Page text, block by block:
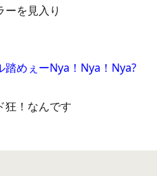
ーを見入り
踏めぇーNya！Nya！Nya?
狂！なんです